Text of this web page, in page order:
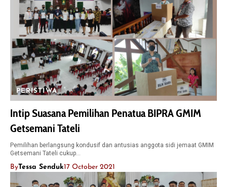
PERISTIWA
Intip Suasana Pemilihan Penatua BIPRA GMIM
Getsemani Tateli
Pemilihan berlangsung kondusif dan antusias anggota sidi jemaat GMIM
Getsemani Tateli cukup…
ByTessa Senduk17 October 2021